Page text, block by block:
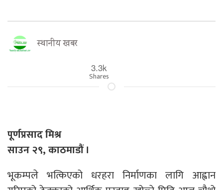
स्थानीय खबर
3.3k
Shares
पूर्णप्रसाद मिश्र
साउन २९, काठमाडौं ।
भूकम्पले भत्किएको धरहरा निर्माणका लागि आह्वान